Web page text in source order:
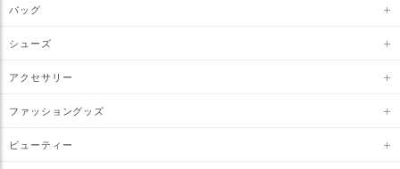
バッグ
シューズ
アクセサリー
ファッショングッズ
ビューティー